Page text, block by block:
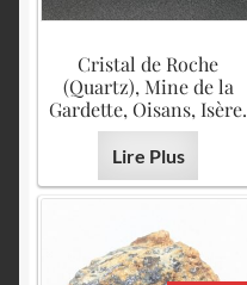
Cristal de Roche
(Quartz), Mine de la
Gardette, Oisans, Isère.
Lire Plus